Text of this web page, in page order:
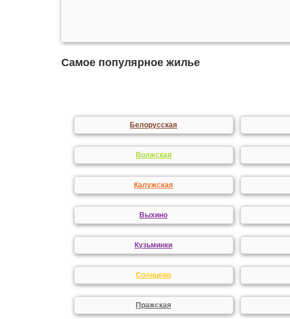
Самое популярное жилье
Белорусская
Волжская
Калужская
Выхино
Кузьминки
Солнцево
Пражская